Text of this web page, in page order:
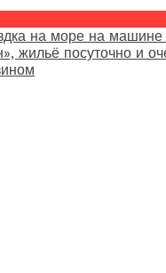
на море на
жильё посуточно и